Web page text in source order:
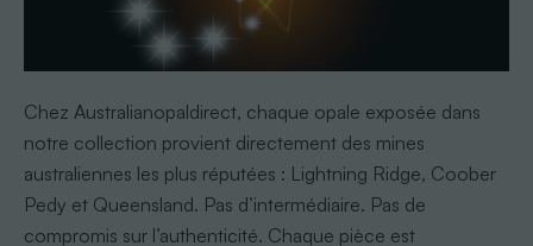
Chez Australianopaldirect, chaque opale exposée dans
notre collection provient directement des mines
australiennes les plus réputées : Lightning Ridge, Coober
Pedy et Queensland. Pas d’intermédiaire. Pas de
compromis sur l’authenticité. Chaque pièce est